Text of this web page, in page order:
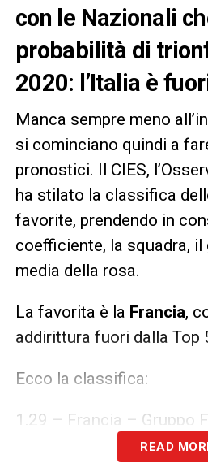
con le Nazionali
probabilità di
2020: l’Italia è
Manca sempre meno
si cominciano quindi a
pronostici. Il CIES,
ha stilato la classifica
favorite, prendendo in
coefficiente, la squadra, il
media della rosa.
La favorita è la Francia,
addirittura fuori dalla Top
Ecco la classifica:
1,29 – Francia – Gruppo
1,26 – Germania –
READ